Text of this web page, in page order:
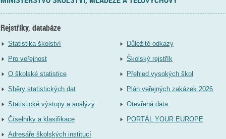
Rejstříky, databáze
Statistika školství
Pro veřejnost
O školské statistice
Sběry statistických dat
Statistické výstupy a analýzy
Číselníky a klasifikace
Adresáře školských institucí
Důležité odkazy
Školský rejstřík
Přehled vysokých škol
Plán veřejných zakázek 2026
Otevřená data
PORTÁL YOUR EUROPE